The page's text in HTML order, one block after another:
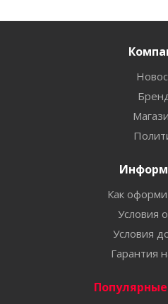
Как
Условия
Условия
Гарантия